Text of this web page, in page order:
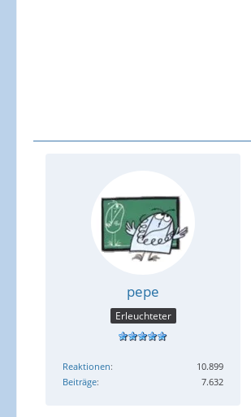
pepe
Erleuchteter
Reaktionen
10.899
Beiträge
7.632